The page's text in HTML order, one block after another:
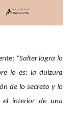
“Salter logra lo
lo es: la dulzura
de lo secreto y lo
el interior de una